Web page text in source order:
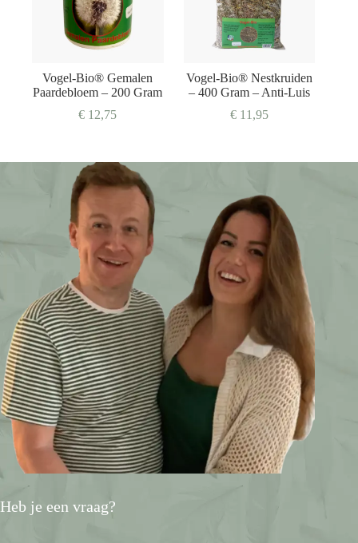
Vogel-Bio® Gemalen
Paardebloem – 200 Gram
€ 12,75
Vogel-Bio® Nestkruiden
– 400 Gram – Anti-Luis
€11,95
Heb je een vraag?